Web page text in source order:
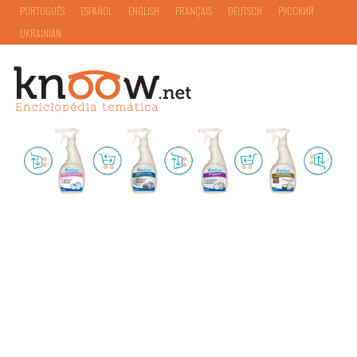
PORTUGUÊS ESPAÑOL ENGLISH FRANÇAIS DEUTSCH
РУССКИЙ
UKRAINIAN